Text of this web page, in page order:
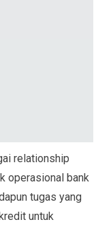
relationship
operasional bank
tugas yang
untuk